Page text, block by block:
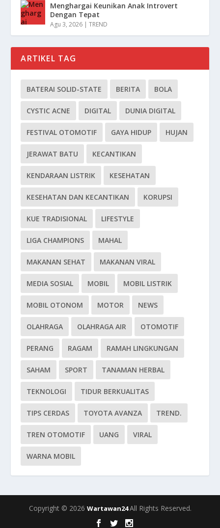
Menghargai Keunikan Anak Introvert
Dengan Tepat
Agu 3, 2026 |TREND
ARTIKEL TAG
BATERAI SOLID-STATE BERITA BOLA
CYSTIC ACNE DIGITAL DUNIA DIGITAL
FESTIVAL OTOMOTIF GAYA HIDUP HUJAN
JERAWAT BATU KECANTIKAN
KENDARAAN LISTRIK KESEHATAN
KESEHATAN DAN KECANTIKAN KORUPSI
KUE TRADISIONAL LIFESTYLE
LIGA CHAMPIONS MAHAL
MAKANAN SEHAT MAKANAN VIRAL
MEDIA SOSIAL MOBIL MOBIL LISTRIK
MOBIL OTONOM MOTOR NEWS
OLAHRAGA OLAHRAGA AIR OTOMOTIF
PERANG RAGAM RAMAH LINGKUNGAN
SAHAM SPORT TANAMAN HERBAL
TEKNOLOGI TIDUR BERKUALITAS
TIPS CERDAS TOYOTA AVANZA TREND.
TREN OTOMOTIF UANG VIRAL
WARNA MOBIL
Copyright © 2026 Wartawan24All Rights Reserved.